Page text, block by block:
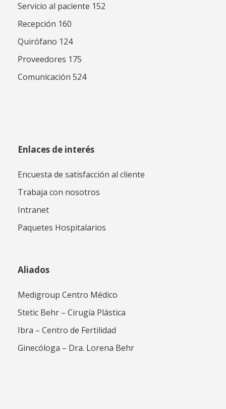
Servicio al paciente 152
Recepción 160
Quirófano 124
Proveedores 175
Comunicación 524
Enlaces de interés
Encuesta de satisfacción al cliente
Trabaja con nosotros
Intranet
Paquetes Hospitalarios
Aliados
Medigroup Centro Médico
Stetic Behr – Cirugía Plástica
Ibra – Centro de Fertilidad
Ginecóloga – Dra. Lorena Behr